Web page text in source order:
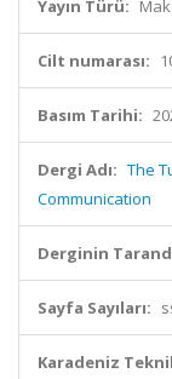
Yayın Türü:
Cilt numarası:
Basım Tarihi:
Dergi Adı: The
Communication
Derginin
Sayfa Sayıları:
Karadeniz